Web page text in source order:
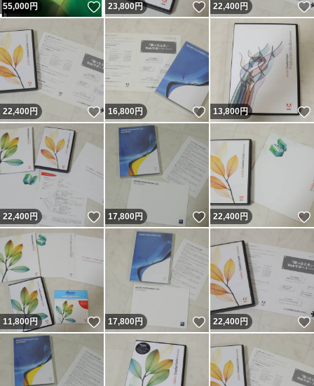
55,000円 いいね！
23,800円 いいね！
22,400円
22,400円 いいね！
16,800円 いいね！
13,800円
22,400円 いいね！
17,800円 いいね！
22,400円
11,800円 いいね！
17,800円 いいね！
22,400円